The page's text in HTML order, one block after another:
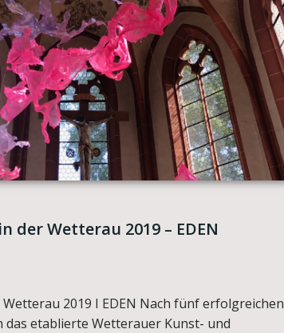
der Wetterau 2019 – EDEN
2019 I EDEN Nach fünf erfolgreichen
das etablierte Wetterauer Kunst- und